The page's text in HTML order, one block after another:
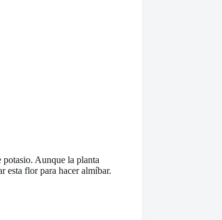
potasio. Aunque la planta
esta flor para hacer almíbar.